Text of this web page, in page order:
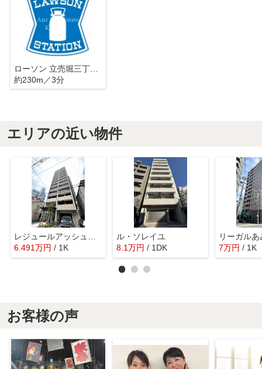
ローソン 立売堀三丁目店
約230m／3分
エリアの近い物件
レジュールアッシュ中之島SOUTH
6.491万円 / 1K
ル・ソレイユ
8.1万円 / 1DK
リーガル
7万円 / 1K
お客様の声